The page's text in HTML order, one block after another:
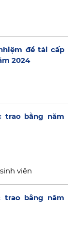
đề tài cấp
2024
trao bằng năm
viên
trao bằng năm